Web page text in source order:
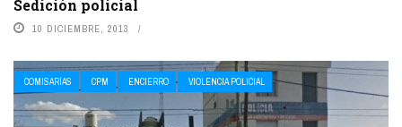
Sedición policial
10 DICIEMBRE, 2013
COMISARÍAS CPM ENCIERRO VIOLENCIA POLICIAL